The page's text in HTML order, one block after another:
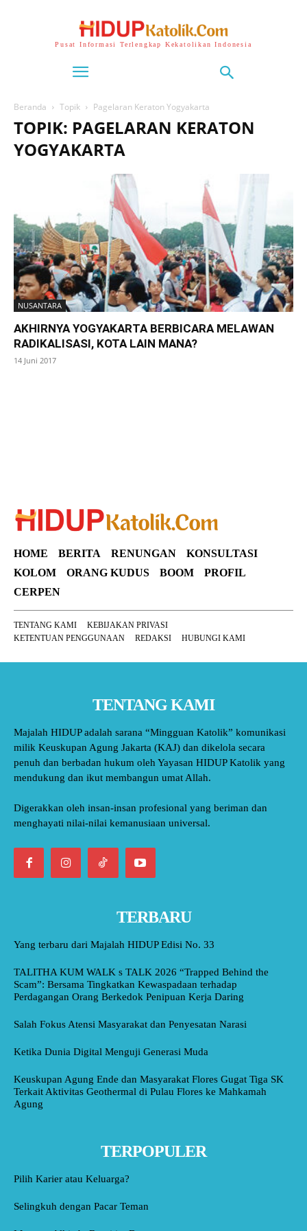
Pusat Informasi Terlengkap Kekatolikan Indonesia
Beranda Topik Pagelaran Keraton Yogyakarta
TOPIK: PAGELARAN KERATON
YOGYAKARTA
NUSANTARA
AKHIRNYA YOGYAKARTA BERBICARA MELAWAN
RADIKALISASI, KOTA LAIN MANA?
14 Juni 2017
HOME BERITA RENUNGAN
KONSULTASI
KOLOM
ORANG KUDUS BOOM
PROFIL
CERPEN
TENTANG KAMI
KEBIJAKAN PRIVASI
KETENTUAN PENGGUNAAN
REDAKSI HUBUNGI KAMI
TENTANG KAMI
Majalah HIDUP adalah sarana “Mingguan Katolik” komunikasi
milik Keuskupan Agung Jakarta (KAJ) dan dikelola secara
penuh dan berbadan hukum oleh Yayasan HIDUP Katolik yang
mendukung dan ikut membangun umat Allah.
Digerakkan oleh insan-insan profesional yang beriman dan
menghayati nilai-nilai kemanusiaan universal.
TERBARU
Yang terbaru dari Majalah HIDUP Edisi No. 33
TALITHA KUM WALK s TALK 2026 “Trapped Behind the
Scam”: Bersama Tingkatkan Kewaspadaan terhadap
Perdagangan Orang Berkedok Penipuan Kerja Daring
Salah Fokus Atensi Masyarakat dan Penyesatan Narasi
Ketika Dunia Digital Menguji Generasi Muda
Keuskupan Agung Ende dan Masyarakat Flores Gugat Tiga SK
Terkait Aktivitas Geothermal di Pulau Flores ke Mahkamah
Agung
TERPOPULER
Pilih Karier atau Keluarga?
Selingkuh dengan Pacar Teman